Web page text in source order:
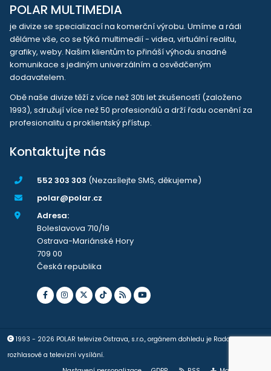
POLAR MULTIMEDIA
je divize se specializací na komerční výrobu. Umíme a rádi
děláme vše, co se týká multimedií - videa, virtuální realitu,
grafiky, weby. Našim klientům to přináší výhodu snadné
komunikace s jediným univerzálním a osvědčeným
dodavatelem.
Obě naše divize těží z více než 30ti let zkušeností (založeno
1993), sdružují více než 50 profesionálů a drží řadu ocenění za
profesionalitu a proklientský přístup.
Kontaktujte nás
552 303 303 (Nezasílejte SMS, děkujeme)
polar@polar.cz
Adresa:
Boleslavova 710/19
Ostrava-Mariánské Hory
709 00
Česká republika
1993 - 2026 POLAR televize Ostrava, s.r.o., orgánem dohledu je Rada pro
rozhlasové a televizní vysílání.